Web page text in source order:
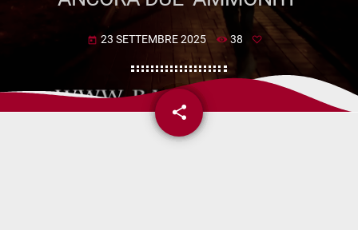
today 23 SETTEMBRE 2025 38
share
email